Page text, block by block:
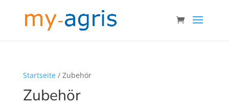
Startseite/ Zubehör
Zubehör